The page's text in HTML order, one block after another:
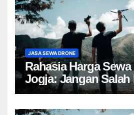
JASA SEWA DRONE
Rahasia Harga
Jogja: Jangan